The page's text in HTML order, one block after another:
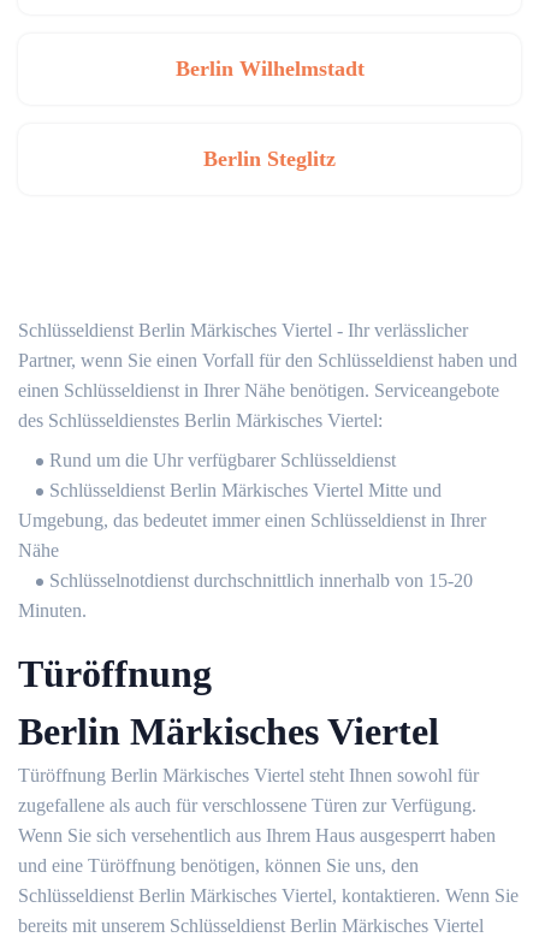
Berlin Wilhelmstadt
Berlin Steglitz
Schlüsseldienst Berlin Märkisches Viertel - Ihr verlässlicher
Partner, wenn Sie einen Vorfall für den Schlüsseldienst haben und
einen Schlüsseldienst in Ihrer Nähe benötigen. Serviceangebote
des Schlüsseldienstes Berlin Märkisches Viertel:
Rund um die Uhr verfügbarer Schlüsseldienst
Schlüsseldienst Berlin Märkisches Viertel Mitte und
Umgebung, das bedeutet immer einen Schlüsseldienst in Ihrer
Nähe
Schlüsselnotdienst durchschnittlich innerhalb von 15-20
Minuten.
Türöffnung
Berlin Märkisches Viertel
Türöffnung Berlin Märkisches Viertel steht Ihnen sowohl für
zugefallene als auch für verschlossene Türen zur Verfügung.
Wenn Sie sich versehentlich aus Ihrem Haus ausgesperrt haben
und eine Türöffnung benötigen, können Sie uns, den
Schlüsseldienst Berlin Märkisches Viertel, kontaktieren. Wenn Sie
bereits mit unserem Schlüsseldienst Berlin Märkisches Viertel